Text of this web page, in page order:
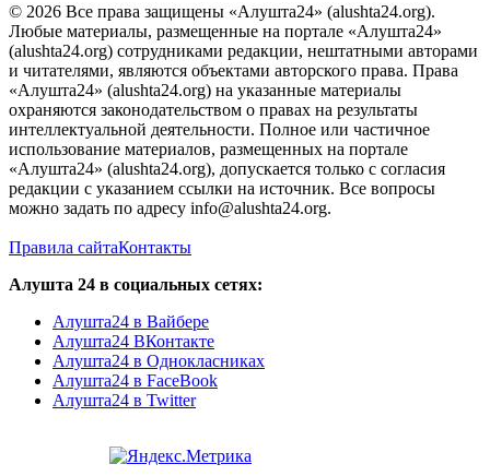
© 2026 Все права защищены «Алушта24» (alushta24.org).
Любые материалы, размещенные на портале «Алушта24»
(alushta24.org) сотрудниками редакции, нештатными авторами
и читателями, являются объектами авторского права. Права
«Алушта24» (alushta24.org) на указанные материалы
охраняются законодательством о правах на результаты
интеллектуальной деятельности. Полное или частичное
использование материалов, размещенных на портале
«Алушта24» (alushta24.org), допускается только с согласия
редакции с указанием ссылки на источник. Все вопросы
можно задать по адресу info@alushta24.org.
Правила сайтаКонтакты
Алушта 24 в социальных сетях:
Алушта24 в Вайбере
Алушта24 ВКонтакте
Алушта24 в Однокласниках
Алушта24 в FaceBook
Алушта24 в Twitter